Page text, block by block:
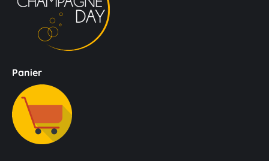
CAP’C
Promotion du vignoble de la Côte des Bar, Montgueux et
Villenauxe la Grande. 69 Grande Rue de la Résistance 10110